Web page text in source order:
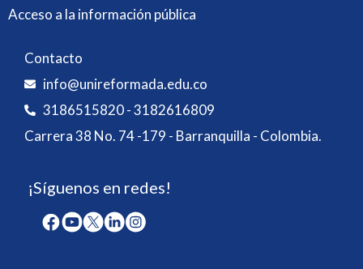
Acceso a la información pública
Contacto
info@unireformada.edu.co
3186515820 - 3182616809
Carrera 38 No. 74 -179 - Barranquilla - Colombia.
¡Síguenos en redes!